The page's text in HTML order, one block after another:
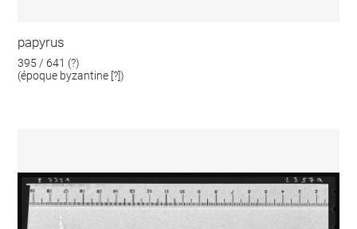
papyrus
395 / 641 (?)
(époque byzantine [?])